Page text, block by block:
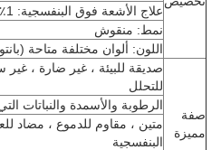
علاج الأشعة فوق البنفسجية: 1٪ -4٪
نمط: منقوش
اللون: ألوان مختلفة متاحة
صفة
مميزة
صديقة للبيئة ، غير ضارة ، غير
للتحلل
الرطوبة والأسمدة والنباتات
متين ، مقاوم للدموع ، مضاد
البنفسجية